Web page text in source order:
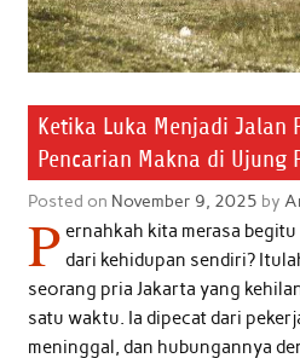
Ketika Luka Menjadi Jalan
Pencarian Makna di Ujung
Posted on November 9, 2025 by
P ernahkah kita merasa
dari kehidupan sendiri?
seorang pria Jakarta yang
satu waktu. Ia dipecat dari
meninggal, dan hubungannya